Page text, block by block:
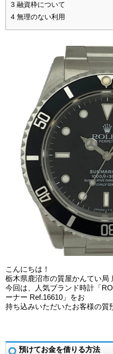
3 融資枠について
4 無理のない利用
こんにちは！
栃木県鹿沼市の質屋かんてい局
今回は、人気ブランド時計「
ーナー Ref.16610」をお
持ち込みいただいたお客様の質
預けてお金を借りる方法